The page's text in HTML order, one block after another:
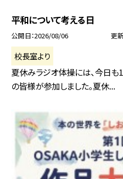
平和について考える日
公開日 2026/08/06 更
校長室より
夏休みラジオ体操には、今日
の皆様が参加しました。夏休...